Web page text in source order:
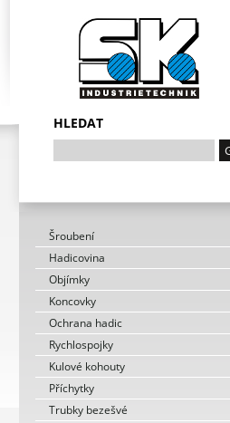
HLEDAT
Šroubení
Hadicovina
Objímky
Koncovky
Ochrana hadic
Rychlospojky
Kulové kohouty
Příchytky
Trubky bezešvé